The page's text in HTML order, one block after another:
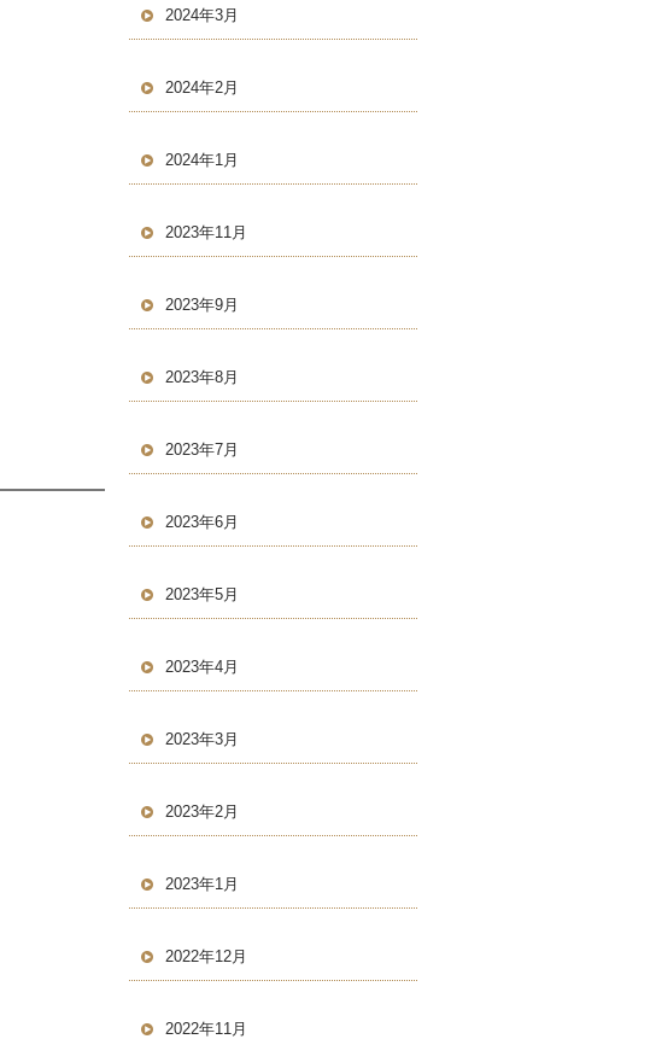
2024年3月
2024年2月
2024年1月
2023年11月
2023年9月
2023年8月
2023年7月
2023年6月
2023年5月
2023年4月
2023年3月
2023年2月
2023年1月
2022年12月
2022年11月